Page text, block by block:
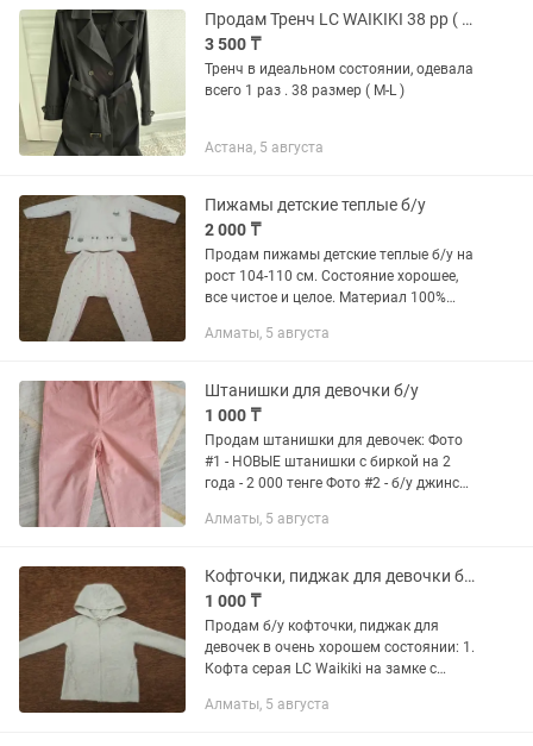
Продам Тренч LC WAIKIKI 38 рр ( Новый )
3 500 ₸
Тренч в идеальном состоянии, одевала
всего 1 раз . 38 размер ( M-L )
Астана, 5 августа
Пижамы детские теплые б/у
2 000 ₸
Продам пижамы детские теплые б/у на
рост 104-110 см. Состояние хорошее,
все чистое и целое. Материал 100%
тенге. Пижама на фото # 1 No name
Алматы, 5 августа
Штанишки для девочки б/у
1 000 ₸
Продам штанишки для девочек: Фото
#1 - НОВЫЕ штанишки с биркой на 2
года - 2 000 тенге Фото #2 - б/у джинсы
1 000 тенге Фото #3 - б/у штанишки LC
Алматы, 5 августа
Кофточки, пиджак для девочки б/у
1 000 ₸
Продам б/у кофточки, пиджак для
девочек в очень хорошем состоянии: 1.
Кофта серая LC Waikiki на замке с
- 1 000 тенге 2. Кофта серая Bebetto на
Алматы, 5 августа